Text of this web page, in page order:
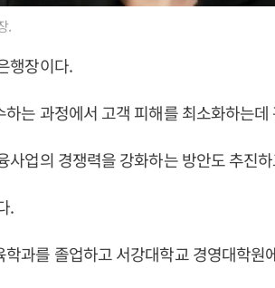
.
행장이다.
는 과정에서 고객 피해를 최소화하는데
사업의 경쟁력을 강화하는 방안도 추진
.
과를 졸업하고 서강대학교 경영대학원